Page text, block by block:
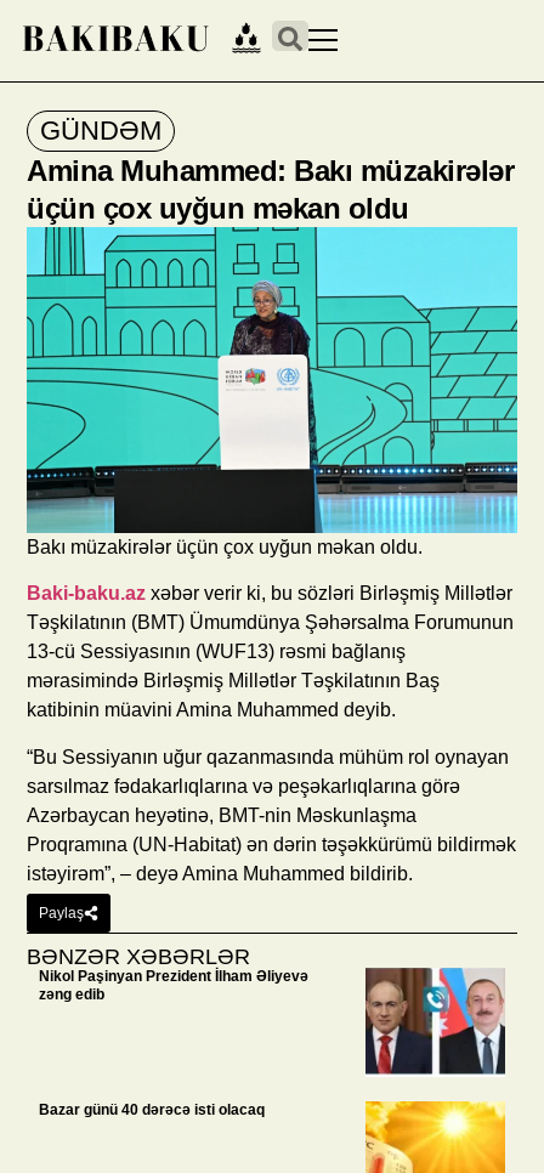
GÜNDƏM
Amina Muhammed: Bakı müzakirələr
üçün çox uyğun məkan oldu
Bakı müzakirələr üçün çox uyğun məkan oldu.
Baki-baku.az xəbər verir ki, bu sözləri Birləşmiş Millətlər
Təşkilatının (BMT) Ümumdünya Şəhərsalma Forumunun
13-cü Sessiyasının (WUF13) rəsmi bağlanış
mərasimində Birləşmiş Millətlər Təşkilatının Baş
katibinin müavini Amina Muhammed deyib.
“Bu Sessiyanın uğur qazanmasında mühüm rol oynayan
sarsılmaz fədakarlıqlarına və peşəkarlıqlarına görə
Azərbaycan heyətinə, BMT-nin Məskunlaşma
Proqramına (UN-Habitat) ən dərin təşəkkürümü bildirmək
istəyirəm”, – deyə Amina Muhammed bildirib.
Paylaş
BƏNZƏR XƏBƏRLƏR
Nikol Paşinyan Prezident İlham Əliyevə
zəng edib
Bazar günü 40 dərəcə isti olacaq